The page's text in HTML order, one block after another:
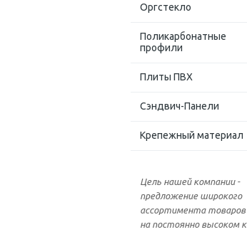
Оргстекло
Поликарбонатные
профили
Плиты ПВХ
Сэндвич-Панели
Крепежный материал
Цель нашей компании -
предложение широкого
ассортимента товаров
на постоянно высоком